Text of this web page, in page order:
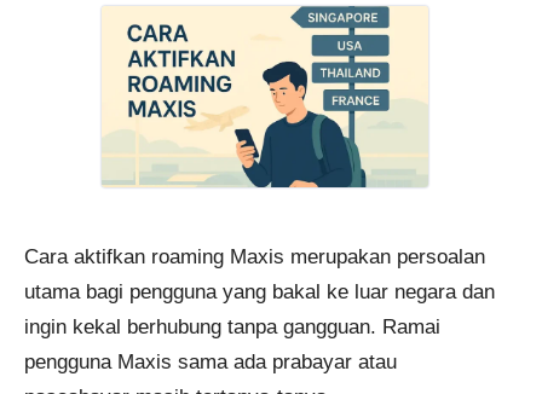
Cara aktifkan roaming Maxis merupakan persoalan
utama bagi pengguna yang bakal ke luar negara dan
ingin kekal berhubung tanpa gangguan. Ramai
pengguna Maxis sama ada prabayar atau